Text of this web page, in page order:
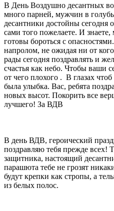
В День Воздушно десантных
много парней, мужчин в
десантники достойны сегодня
сами того пожелаете. И
готовы бороться с
напролом, не ожидая ни от
рады сегодня поздравлять и
счастья как небо. Чтобы ваши
от чего плохого . В глазах
была улыбка. Вас, ребята
новых высот. Покорить все
лучшего! За ВДВ
В день ВДВ, героический
поздравляю тебя прежде всех!
защитника, настоящий
парашюта тебе не грозят
будут крепки как стропы, а
из белых полос.